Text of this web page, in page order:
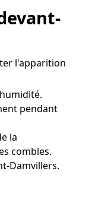
l'apparition
pendant
la
combles.
Damvillers.